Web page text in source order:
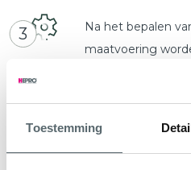
Toestemming
3
Na het bepalen
maatvoering
productie
4 Montage